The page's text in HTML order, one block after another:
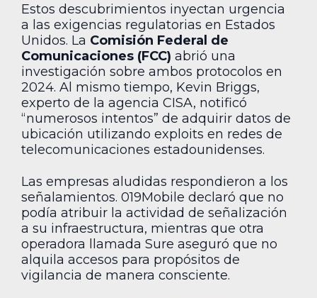
Estos descubrimientos inyectan urgencia
a las exigencias regulatorias en Estados
Unidos. La Comisión Federal de
Comunicaciones (FCC) abrió una
investigación sobre ambos protocolos en
2024. Al mismo tiempo, Kevin Briggs,
experto de la agencia CISA, notificó
“numerosos intentos” de adquirir datos de
ubicación utilizando exploits en redes de
telecomunicaciones estadounidenses.
Las empresas aludidas respondieron a los
señalamientos. 019Mobile declaró que no
podía atribuir la actividad de señalización
a su infraestructura, mientras que otra
operadora llamada Sure aseguró que no
alquila accesos para propósitos de
vigilancia de manera consciente.